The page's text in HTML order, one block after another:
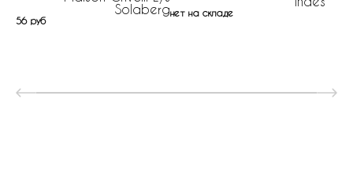
Solaberg
56 руб
нет на складе